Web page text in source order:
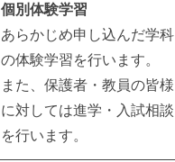
個別体験学習
あらかじめ申し込んだ学科
の体験学習を行います。
また、保護者・教員の皆様
に対しては進学・入試相談
を行います。